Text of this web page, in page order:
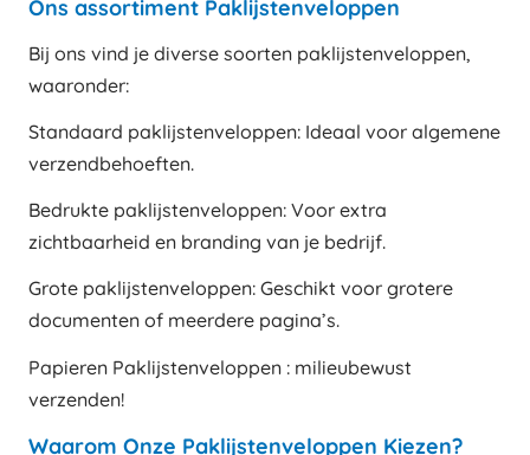
Ons assortiment Paklijstenveloppen
Bij ons vind je diverse soorten paklijstenveloppen,
waaronder:
Standaard paklijstenveloppen: Ideaal voor algemene
verzendbehoeften.
Bedrukte paklijstenveloppen: Voor extra
zichtbaarheid en branding van je bedrijf.
Grote paklijstenveloppen: Geschikt voor grotere
documenten of meerdere pagina’s.
Papieren Paklijstenveloppen : milieubewust
verzenden!
Waarom Onze Paklijstenveloppen Kiezen?